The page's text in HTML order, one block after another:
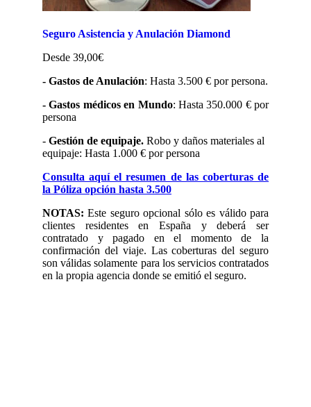
Seguro Asistencia y Anulación Diamond
Desde 39,00€
- Gastos de Anulación: Hasta 3.500 € por persona.
- Gastos médicos en Mundo: Hasta 350.000 € por
persona
- Gestión de equipaje.Robo y daños materiales al
equipaje: Hasta 1.000 € por persona
Consulta aquí el resumen de las coberturas de
la Póliza opción hasta 3.500
NOTAS: Este seguro opcional sólo es válido para
clientes residentes en España y deberá ser
contratado y pagado en el momento de la
confirmación del viaje. Las coberturas del seguro
son válidas solamente para los servicios contratados
en la propia agencia donde se emitió el seguro.